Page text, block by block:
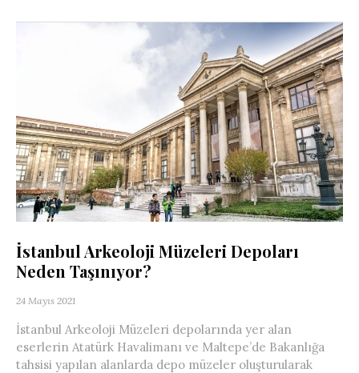
İstanbul Arkeoloji Müzeleri Depoları
Neden Taşınıyor?
24 Mayıs 2021
İstanbul Arkeoloji Müzeleri depolarında yer alan
eserlerin Atatürk Havalimanı ve Maltepe’de Bakanlığa
tahsisi yapılan alanlarda depo müzeler oluşturularak